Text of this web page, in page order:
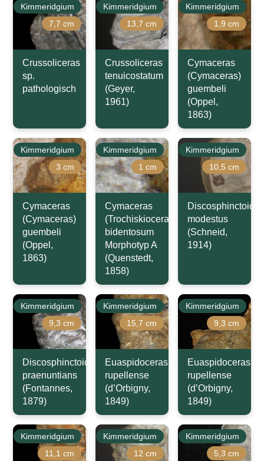
Kimmeridgium
7,7 cm
Crussoliceras
sp.
pathologisch
Kimmeridgium
13,7 cm
Crussoliceras
tenuicostatum
(Geyer,
1961)
Kimmeridgium
1,9 cm
Cymaceras
(Cymaceras)
guembeli
(Oppel,
1863)
Kimmeridgium
3 cm
Cymaceras
(Cymaceras)
guembeli
(Oppel,
1863)
Kimmeridgium
1 cm
Cymaceras
(Trochiskioceras)
bidentosum
Morphotyp A
(Quenstedt,
1858)
Kimmeridgium
10,5 cm
Discosphinctoides
modestus
(Schneid,
1914)
Kimmeridgium
9,3 cm
Discosphinctoides
praenuntians
(Fontannes,
1879)
Kimmeridgium
15,7 cm
Euaspidoceras
rupellense
(d’Orbigny,
1849)
Kimmeridgium
9,3 cm
Euaspidoceras
rupellense
(d’Orbigny,
1849)
Kimmeridgium
11,1 cm
Kimmeridgium
12 cm
Kimmeridgium
5,3 cm